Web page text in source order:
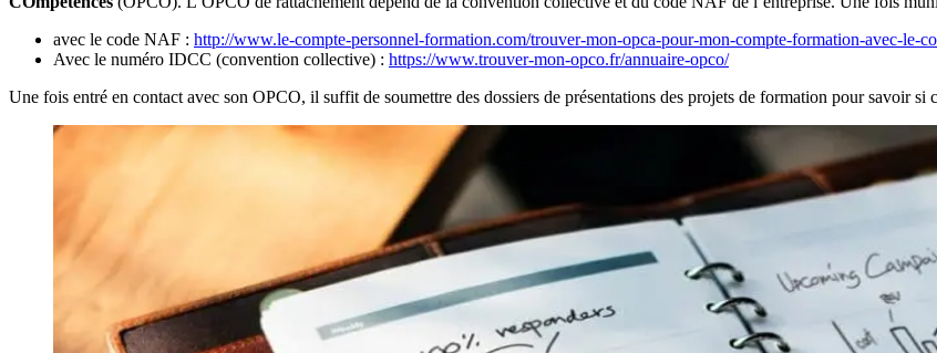
avec le code NAF : http://www.le-compte-personnel-formation.com/trouver-mon-opca-pour-mon-compte-formation-avec-le-
Avec le numéro IDCC (convention collective) : https://www.trouver-mon-opco.fr/annuaire-opco/
Une fois entré en contact avec son OPCO, il suffit de soumettre des dossiers de présentations des projets de formation pour savoir